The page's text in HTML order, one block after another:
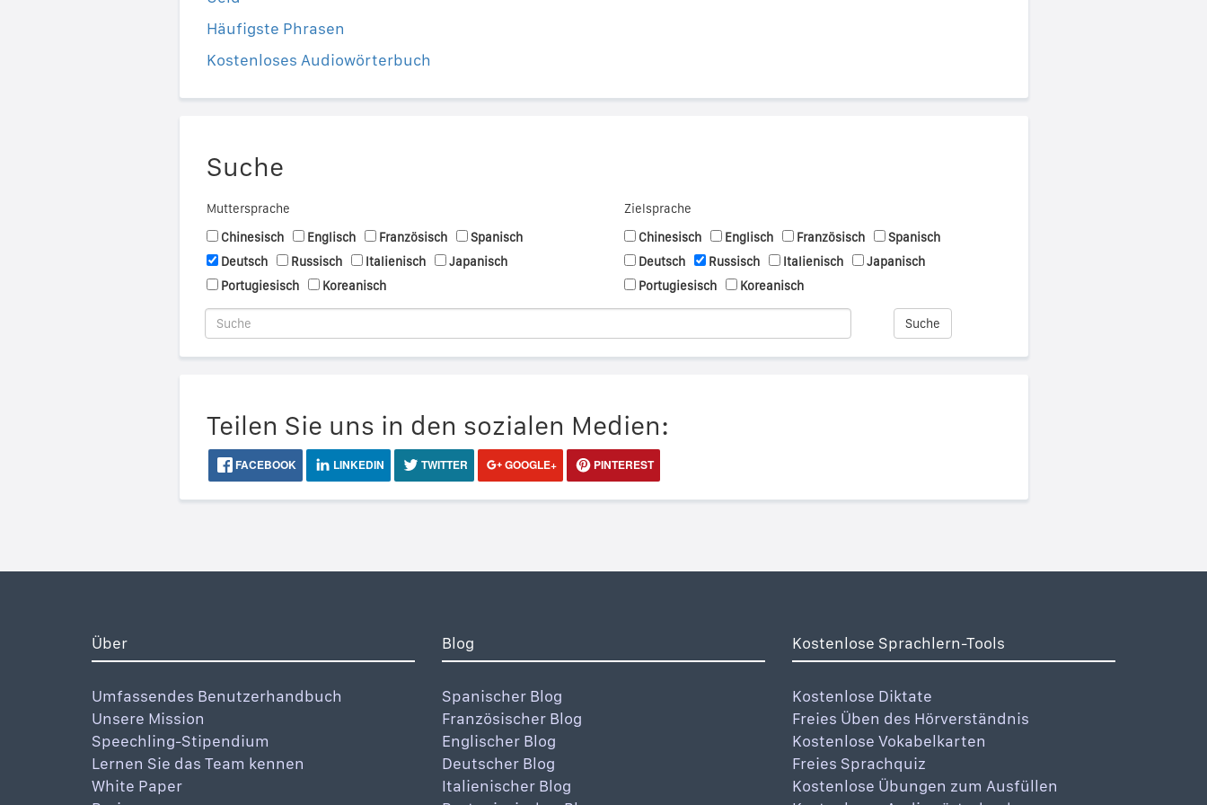
Häufigste Phrasen
Kostenloses Audiowörterbuch
Suche
Muttersprache
Chinesisch
Englisch Französisch
Spanisch
Deutsch
Russisch Italienisch
Japanisch
Portugiesisch
Koreanisch
Zielsprache
Chinesisch
Englisch Französisch
Spanisch
Deutsch
Russisch Italienisch
Japanisch
Portugiesisch
Koreanisch
Suche
Teilen Sie uns in den sozialen Medien:
FACEBOOK LINKEDIN TWITTER GOOGLE+ PINTEREST
Über
Umfassendes Benutzerhandbuch
Unsere Mission
Speechling-Stipendium
Lernen Sie das Team kennen
White Paper
Blog
Spanischer Blog
Französischer Blog
Englischer Blog
Deutscher Blog
Italienischer Blog
Kostenlose Sprachlern-Tools
Kostenlose Diktate
Freies Üben des Hörverständnis
Kostenlose Vokabelkarten
Freies Sprachquiz
Kostenlose Übungen zum Ausfüllen